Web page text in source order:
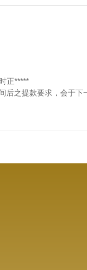
正*****
之提款要求，会于下